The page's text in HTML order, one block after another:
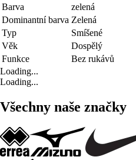
Barva
zelená
Dominantní barva Zelená
Typ
Smíšené
Věk
Dospělý
Funkce
Bez rukávů
Loading...
Loading...
Všechny naše značky